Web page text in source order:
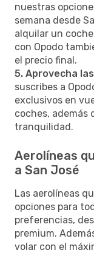
nuestras
semana desde
alquilar un
con Opodo
el precio final.
5. Aprovecha
suscribes a
exclusivos en
coches, además
tranquilidad.
Aerolíneas
a San José
Las aerolíneas
opciones para
preferencias,
premium.
volar con el